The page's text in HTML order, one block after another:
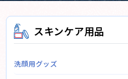
スキンケア用品
洗顔用グッズ